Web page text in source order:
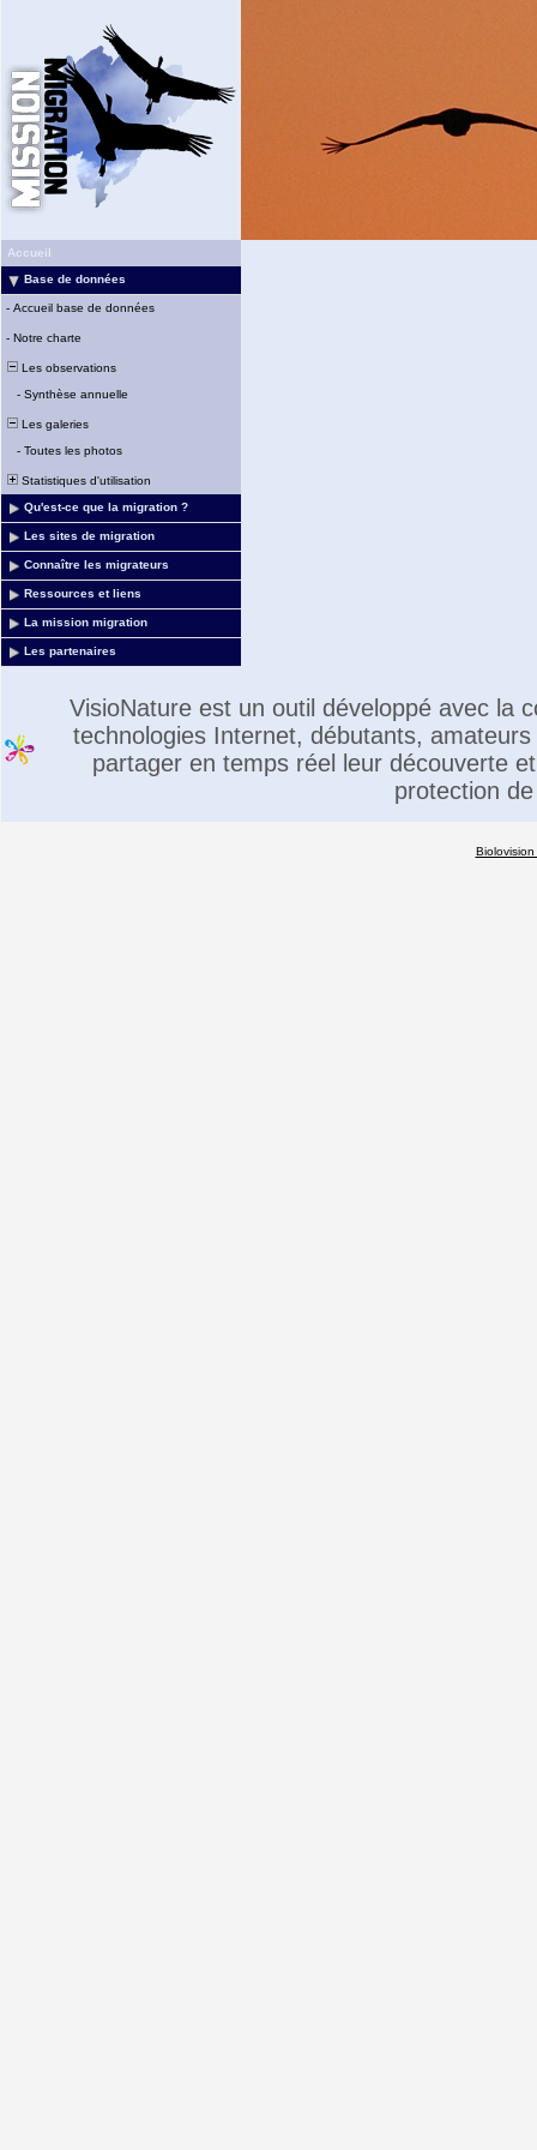
Accueil
Base de données
- Accueil base de données
- Notre charte
Les observations
- Synthèse annuelle
Les galeries
- Toutes les photos
Statistiques d'utilisation
Qu'est-ce que la migration ?
Les sites de migration
Connaître les migrateurs
Ressources et liens
La mission migration
Les partenaires
VisioNature est un outil développé avec la
technologies Internet, débutants,
partager en temps réel leur découverte
protection
Biolovision